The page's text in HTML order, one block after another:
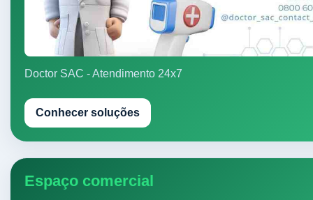
Doctor SAC - Atendimento 24x7
Conhecer soluções
Espaço comercial